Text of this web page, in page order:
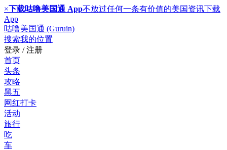
×下载咕噜美国通 App不放过任何一条有价值的美国资讯下载
App
咕噜美国通 (Guruin)
搜索我的位置
登录 / 注册
首页
头条
攻略
黑五
网红打卡
活动
旅行
吃
车